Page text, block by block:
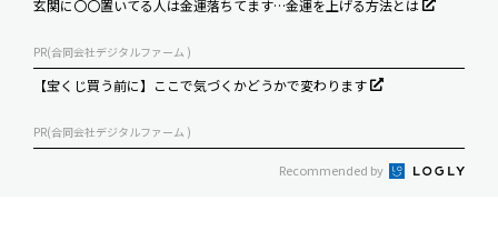
玄関に〇〇置いてる人は金運落ちてます…金運を上げる方法とは
PR(合同会社デジタルファーム )
【宝くじ買う前に】ここで気づくかどうかで変わります
PR(合同会社デジタルファーム )
Recommended by